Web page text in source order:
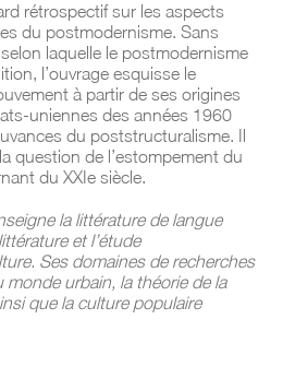
rétrospectif sur les aspects
du postmodernisme. Sans
laquelle le postmodernisme
l’ouvrage esquisse le
à partir de ses origines
uniennes des années 1960
du poststructuralisme. Il
question de l’estompement du
du XXIe siècle.
la littérature de langue
et l’étude
Ses domaines de recherches
urbain, la théorie de la
que la culture populaire